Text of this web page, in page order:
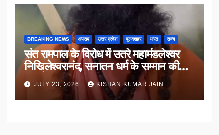
BREAKING NEWS अपराध उत्तर प्रदेश बुलंदशहर भारत राज्य
संत रामपाल के विरोध में उतरे महामंडलेश्वर
निखिलेश्वरानंद, सनातन धर्म के सम्मान की
उठाई मांग
JULY 23, 2026 KISHAN KUMAR JAIN